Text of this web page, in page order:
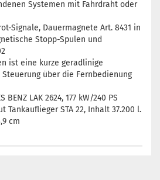
Systemen mit Fahrdraht oder
Signale, Dauermagnete Art. 8431 in
Stopp-Spulen und
ist eine kurze geradlinige
über die Fernbedienung
BENZ LAK 2624, 177 kW/240 PS
Tankauflieger STA 22, Inhalt 37.200 l.
cm